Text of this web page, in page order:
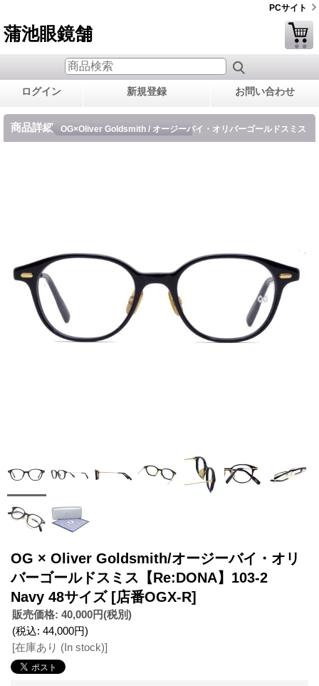
PCサイト
蒲池眼鏡舗
ログイン 新規登録 お問い合わせ
商品詳細 OG×Oliver Goldsmith / オージーバイ・オリバーゴールドスミス
OG × Oliver Goldsmith/オージーバイ・オリ
バーゴールドスミス【Re:DONA】103-2
Navy 48サイズ [店番OGX-R]
販売価格: 40,000円(税別)
(税込: 44,000円)
[在庫あり (In stock)]